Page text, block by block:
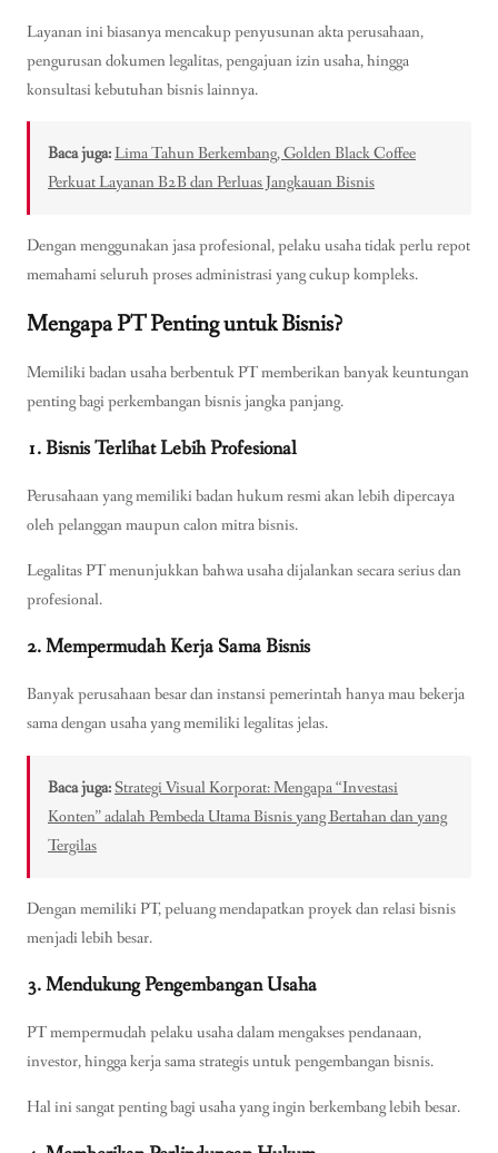
Layanan ini biasanya mencakup penyusunan akta perusahaan,
pengurusan dokumen legalitas, pengajuan izin usaha, hingga
konsultasi kebutuhan bisnis lainnya.
Baca juga:Lima Tahun Berkembang, Golden Black Coffee
Perkuat Layanan B2B dan Perluas Jangkauan Bisnis
Dengan menggunakan jasa profesional, pelaku usaha tidak perlu repot
memahami seluruh proses administrasi yang cukup kompleks.
Mengapa PT Penting untuk Bisnis?
Memiliki badan usaha berbentuk PT memberikan banyak keuntungan
penting bagi perkembangan bisnis jangka panjang.
1. Bisnis Terlihat Lebih Profesional
Perusahaan yang memiliki badan hukum resmi akan lebih dipercaya
oleh pelanggan maupun calon mitra bisnis.
Legalitas PT menunjukkan bahwa usaha dijalankan secara serius dan
profesional.
2. Mempermudah Kerja Sama Bisnis
Banyak perusahaan besar dan instansi pemerintah hanya mau bekerja
sama dengan usaha yang memiliki legalitas jelas.
Baca juga:Strategi Visual Korporat: Mengapa “Investasi
Konten” adalah Pembeda Utama Bisnis yang Bertahan dan yang
Tergilas
Dengan memiliki PT, peluang mendapatkan proyek dan relasi bisnis
menjadi lebih besar.
3. Mendukung Pengembangan Usaha
PT mempermudah pelaku usaha dalam mengakses pendanaan,
investor, hingga kerja sama strategis untuk pengembangan bisnis.
Hal ini sangat penting bagi usaha yang ingin berkembang lebih besar.